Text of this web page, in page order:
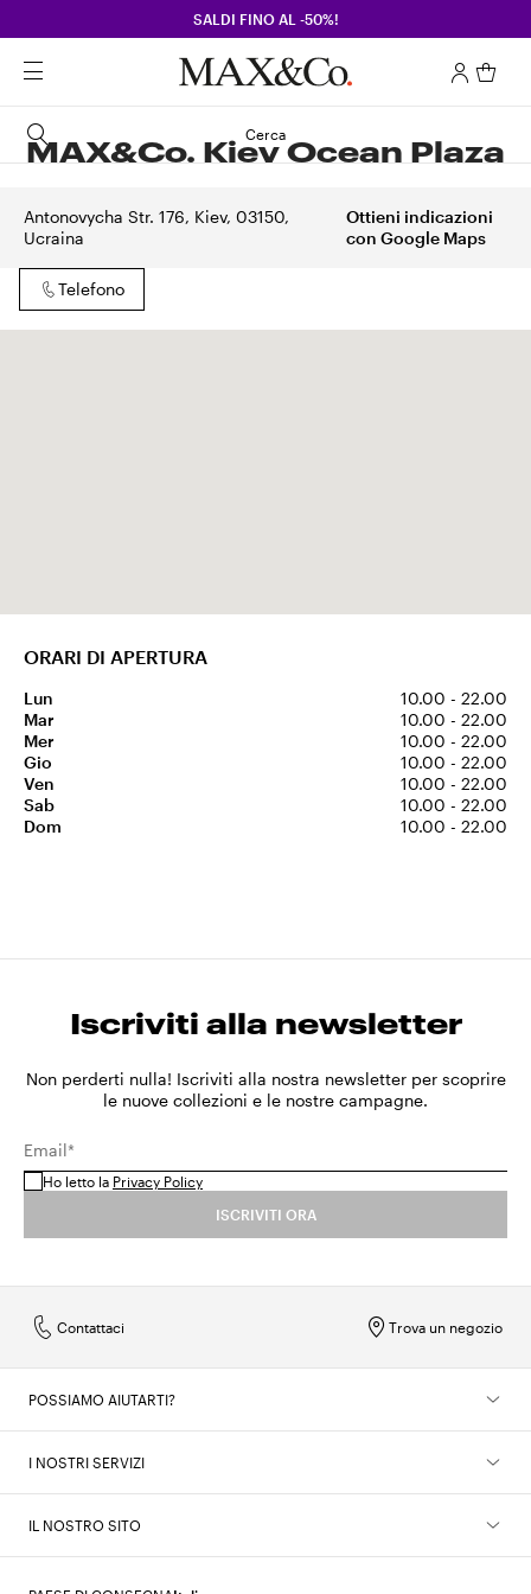
SALDI FINO AL -50%!
Cerca
MAX&Co. Kiev Ocean Plaza
Antonovycha Str. 176, Kiev, 03150,
Ucraina
Ottieni indicazioni
con Google Maps
Telefono
ORARI DI APERTURA
Lun
10.00 - 22.00
Mar
10.00 - 22.00
Mer
10.00 - 22.00
Gio
10.00 - 22.00
Ven
10.00 - 22.00
Sab
10.00 - 22.00
Dom
10.00 - 22.00
Iscriviti alla newsletter
Non perderti nulla! Iscriviti alla nostra newsletter per scoprire
le nuove collezioni e le nostre campagne.
Email*
Ho letto la Privacy Policy
ISCRIVITI ORA
Trova un negozio
Contattaci
POSSIAMO AIUTARTI?
I NOSTRI SERVIZI
IL NOSTRO SITO